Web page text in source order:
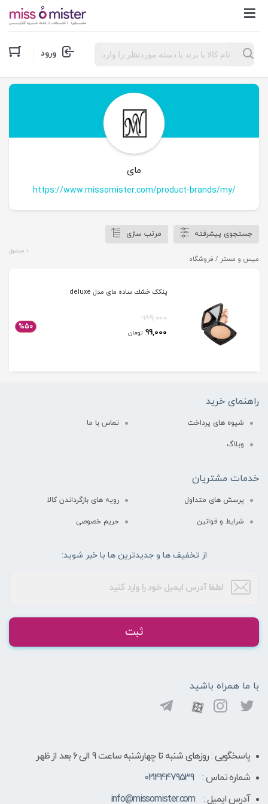
Products
search ورود
مای
https://www.missomister.com/product-brands/my/
جستجوی پیشرفته مرتب سازی
میس و مستر / فروشگاه
1 محصول
پنکک خشك ساده مای مدل deluxe
199,000
99,000 تومان
%50
راهنمای خرید
شیوه های پرداخت تماس با ما
وبلاگ
خدمات مشتریان
پرسش های متداول رویه های بازگرداندن کالا
شرایط و قوانین حریم خصوصی
از تخفیف ها و جدیدترین ها با خبر شوید:
ثبت
با ما همراه باشید
پاسخگویی : روزهای شنبه تا چهارشنبه ساعت 9 الی ۶ بعد از ظهر
شماره تماس :
02144479539
آدرس ایمیل :
info@missomister.com